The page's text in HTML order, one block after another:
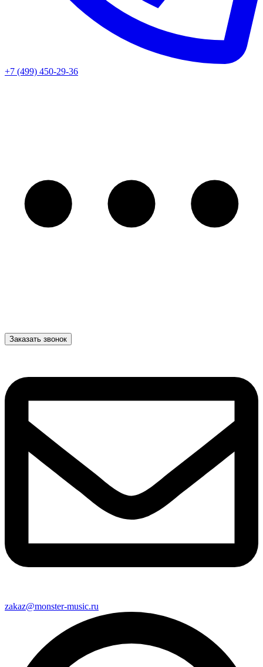
+7 (499) 450-29-36
Заказать звонок
zakaz@monster-music.ru